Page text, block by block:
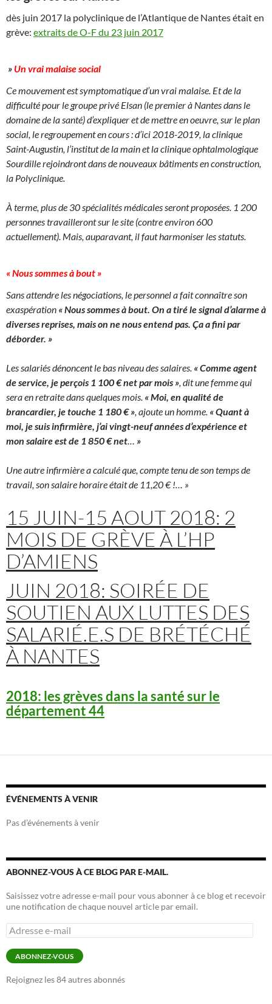
dès juin 2017 la polyclinique de l’Atlantique de Nantes était en
grève: extraits de O-F du 23 juin 2017
» Un vrai malaise social
Ce mouvement est symptomatique d’un vrai malaise. Et de la
difficulté pour le groupe privé Elsan (le premier à Nantes dans le
domaine de la santé) d’expliquer et de mettre en oeuvre, sur le plan
social, le regroupement en cours : d’ici 2018-2019, la clinique
Saint-Augustin, l’institut de la main et la clinique ophtalmologique
Sourdille rejoindront dans de nouveaux bâtiments en construction,
la Polyclinique.
À terme, plus de 30 spécialités médicales seront proposées. 1 200
personnes travailleront sur le site (contre environ 600
actuellement). Mais, auparavant, il faut harmoniser les statuts.
« Nous sommes à bout »
Sans attendre les négociations, le personnel a fait connaître son
exaspération « Nous sommes à bout. On a tiré le signal d’alarme à
diverses reprises, mais on ne nous entend pas. Ça a fini par
déborder. »
Les salariés dénoncent le bas niveau des salaires. « Comme agent
de service, je perçois 1 100 € net par mois », dit une femme qui
sera en retraite dans quelques mois. « Moi, en qualité de
brancardier, je touche 1 180 € », ajoute un homme. « Quant à
moi, je suis infirmière, j’ai vingt-neuf années d’expérience et
mon salaire est de 1 850 € net… »
Une autre infirmière a calculé que, compte tenu de son temps de
travail, son salaire horaire était de 11,20 € !… »
15 JUIN-15 AOUT 2018: 2
MOIS DE GRÈVE À L’HP
D’AMIENS
JUIN 2018: SOIRÉE DE
SOUTIEN AUX LUTTES DES
SALARIÉ.E.S DE BRÉTÉCHÉ
À NANTES
2018: les grèves dans la santé sur le
département 44
ÉVÉNEMENTS À VENIR
Pas d’événements à venir
ABONNEZ-VOUS À CE BLOG PAR E-MAIL.
Saisissez votre adresse e-mail pour vous abonner à ce blog et recevoir
une notification de chaque nouvel article par email.
Adresse
e-
mail
ABONNEZ-VOUS
Rejoignez les 84 autres abonnés